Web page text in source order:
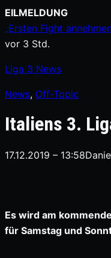
Zum
Inhalt
springen
EILMELDUNG
„Ersten Fight
vor 3 Std.
Liga 3 News
News, Off-Topic
Italiens 3.
17.12.2019 – 13:58
Es wird am
für Samstag und